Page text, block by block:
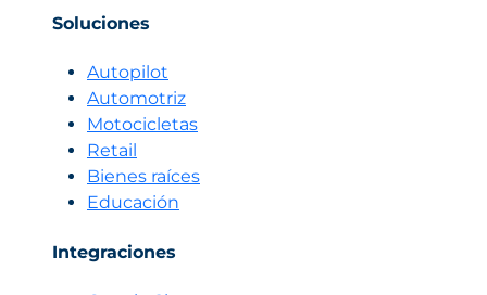
Soluciones
Autopilot
Automotriz
Motocicletas
Retail
Bienes raíces
Educación
Integraciones